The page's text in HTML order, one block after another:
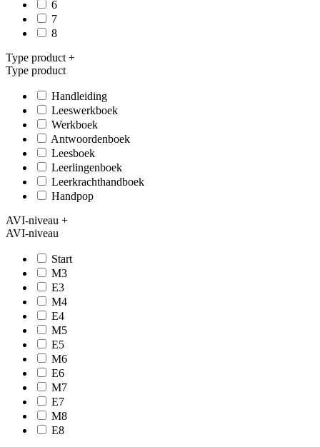
6
7
8
Type product +
Type product
Handleiding
Leeswerkboek
Werkboek
Antwoordenboek
Leesboek
Leerlingenboek
Leerkrachthandboek
Handpop
AVI-niveau +
AVI-niveau
Start
M3
E3
M4
E4
M5
E5
M6
E6
M7
E7
M8
E8